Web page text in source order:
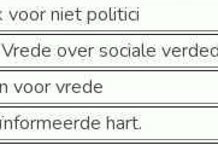
voor niet politici
over sociale
voor vrede
hart.